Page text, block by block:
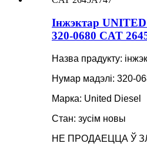
Інжэктар
320-0680 CAT
Назва прадукту:
Нумар мадэлі: 320-
Марка: United Diesel
Стан: зусім новы
НЕ ПРОДАЕЦЦА Ў